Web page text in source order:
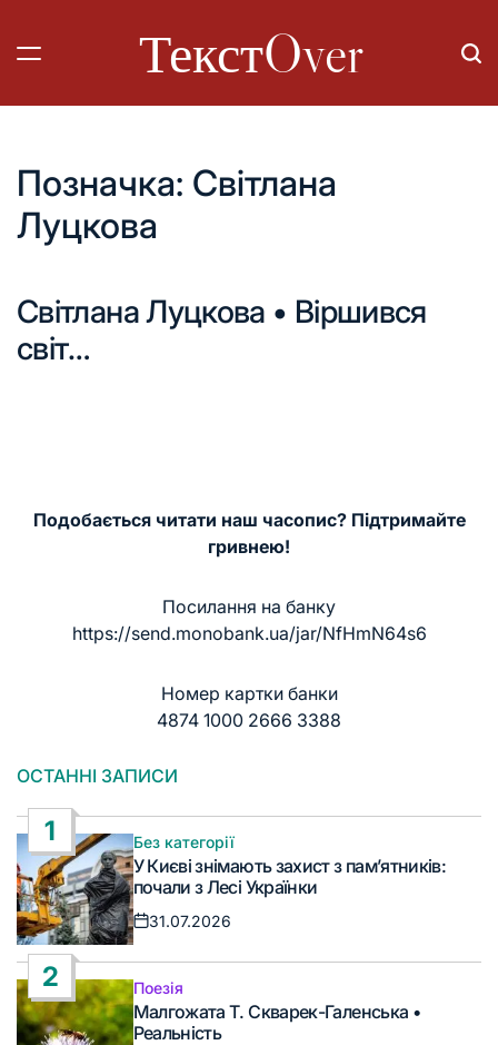
вмісту
ТекстOver
Позначка: Світлана
Луцкова
Світлана Луцкова • Віршився
світ…
Подобається читати наш часопис? Підтримайте
гривнею!
Посилання на банку
https://send.monobank.ua/jar/NfHmN64s6
Номер картки банки
4874 1000 2666 3388
ОСТАННІ ЗАПИСИ
1
Опублікувати
у
Без категорії
У Києві знімають захист з пам’ятників:
почали з Лесі Українки
Дата
31.07.2026
2
Опублікувати
у
Поезія
Малгожата Т. Скварек-Галенська •
Реальність